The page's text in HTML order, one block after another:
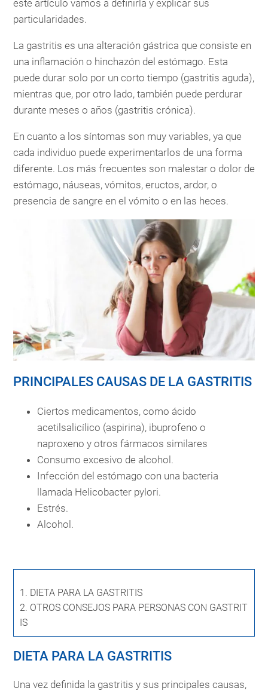
este artículo vamos a definirla y explicar sus
particularidades.
La gastritis es una alteración gástrica que consiste en
una inflamación o hinchazón del estómago. Esta
puede durar solo por un corto tiempo (gastritis aguda),
mientras que, por otro lado, también puede perdurar
durante meses o años (gastritis crónica).
En cuanto a los síntomas son muy variables, ya que
cada individuo puede experimentarlos de una forma
diferente. Los más frecuentes son malestar o dolor de
estómago, náuseas, vómitos, eructos, ardor, o
presencia de sangre en el vómito o en las heces.
PRINCIPALES CAUSAS DE LA GASTRITIS
Ciertos medicamentos, como ácido
acetilsalicílico (aspirina), ibuprofeno o
naproxeno y otros fármacos similares
Consumo excesivo de alcohol.
Infección del estómago con una bacteria
llamada Helicobacter pylori.
Estrés.
Alcohol.
1. DIETA PARA LA GASTRITIS
2. OTROS CONSEJOS PARA PERSONAS CON GASTRIT
IS
DIETA PARA LA GASTRITIS
Una vez definida la gastritis y sus principales causas,